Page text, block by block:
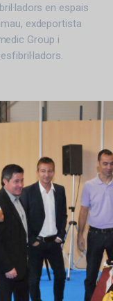
en espais
exdeportista
Group i